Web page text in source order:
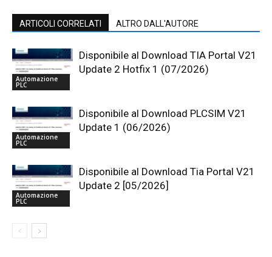
ARTICOLI CORRELATI ALTRO DALL'AUTORE
Automazione
PLC
Disponibile al Download TIA Portal V21
Update 2 Hotfix 1 (07/2026)
Automazione
PLC
Disponibile al Download PLCSIM V21
Update 1 (06/2026)
Automazione
PLC
Disponibile al Download Tia Portal V21
Update 2 [05/2026]